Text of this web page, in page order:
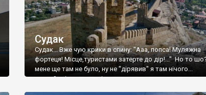
Судак
Судак... Вже чую крики в спину: "Ааа, попса! Муляжна
фортеця! Місце,туристами затерте до дір!..." Но то
мене ще там не було, ну не "дірявив" я там нічого...
принаймні до цього літа.